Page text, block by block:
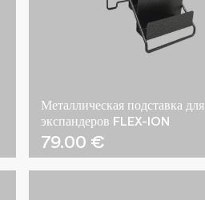
Металлическая подставка для
экспандеров FLEX-ION
79.00 €